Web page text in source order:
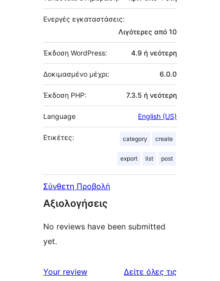
Ενεργές εγκαταστάσεις:
Λιγότερες από 10
Έκδοση WordPress: 4.9 ή νεότερη
Δοκιμασμένο μέχρι: 6.0.0
Έκδοση PHP: 7.3.5 ή νεότερη
Language English (US)
Ετικέτες: category create
export list post
Σύνθετη Προβολή
Αξιολογήσεις
No reviews have been submitted
yet.
Your review Δείτε όλες τις